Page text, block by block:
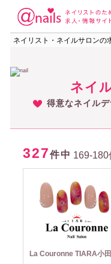
ネイリスト・ネイルサロンの
ネイ
得意なネイル
327件中 169-180